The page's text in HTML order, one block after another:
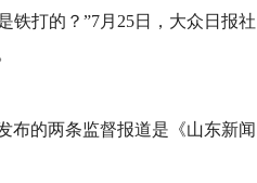
打的？”7月25日，大众日报社
布的两条监督报道是《山东新闻